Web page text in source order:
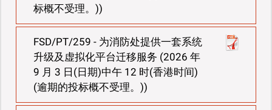
标概不受理。))
FSD/PT/259 - 为消防处提供一套系统
升级及虚拟化平台迁移服务 (2026 年
9 月 3 日(日期)中午 12 时(香港时间)
(逾期的投标概不受理。))